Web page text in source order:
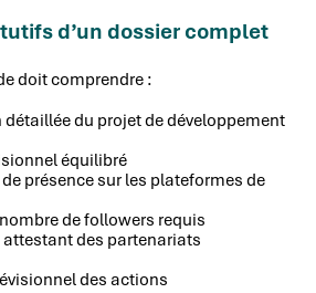
d’un dossier complet
doit comprendre :
du projet de développement
équilibré
présence sur les plateformes de
de followers requis
des partenariats
des actions